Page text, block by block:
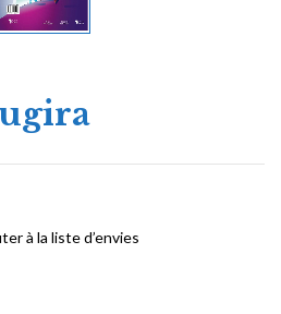
à la liste d’envies